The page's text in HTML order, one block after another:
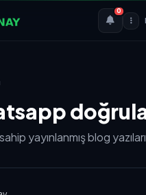
0
yayınlanmış blog